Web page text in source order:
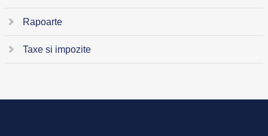
Rapoarte
Taxe si impozite